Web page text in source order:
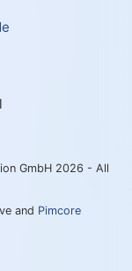
GmbH 2026 - All
and Pimcore